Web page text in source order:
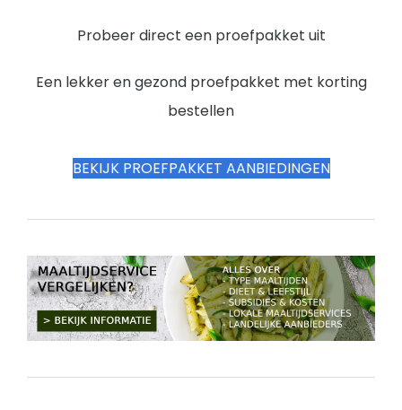
Probeer direct een proefpakket uit
Een lekker en gezond proefpakket met korting
bestellen
BEKIJK PROEFPAKKET AANBIEDINGEN